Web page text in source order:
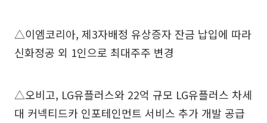
△이엠코리아, 제3자배정 유상증자 잔금 납입에 따라
신화정공 외 1인으로 최대주주 변경
△오비고, LG유플러스와 22억 규모 LG유플러스 차세
대 커넥티드카 인포테인먼트 서비스 추가 개발 공급